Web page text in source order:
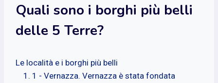
Quali sono i borghi più belli
delle 5 Terre?
Le località e i borghi più belli
1 - Vernazza. Vernazza è stata fondata